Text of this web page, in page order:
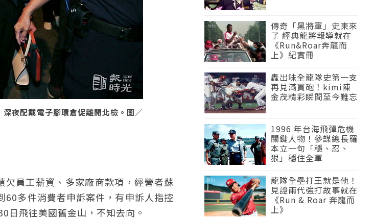
夜配戴電子腳環倉促離開北檢。圖／
員工薪資、多家廠商款項，經營者蘇
多件消費者申訴案件，有申訴人指控
日飛往美國舊金山，不知去向。
傳奇「黑將軍」史東來
了 經典龍將報導就在
《Run&Roar奔龍而
上》紀實冊
轟出味全龍隊史第一支
再見滿貫砲！kimi陳
金茂精彩瞬間至今難忘
1996 年台海飛彈危機
關鍵人物！參謀總長羅
本立一句「穩、忍、
狠」穩住全軍
龍隊全壘打王就是他！
見證兩代強打故事就在
《Run & Roar 奔龍而
上》